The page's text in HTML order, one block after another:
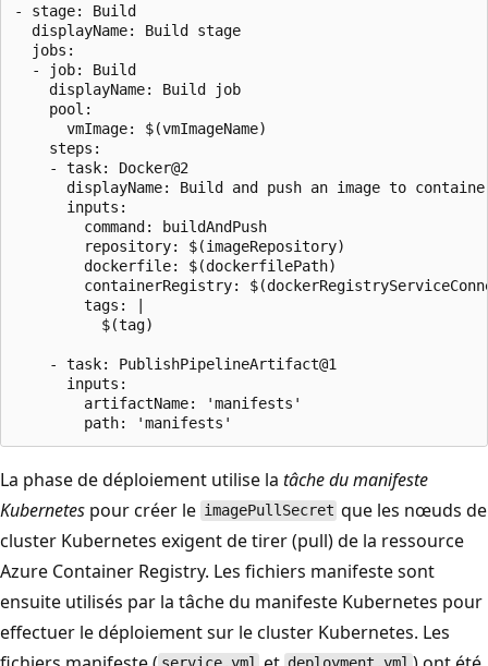
- stage: Build
  displayName: Build stage
  jobs:
  - job: Build
    displayName: Build job
    pool:
      vmImage: $(vmImageName)
    steps:
    - task: Docker@2
displayName: Build and push an image to
      inputs:
        command: buildAndPush
        repository: $(imageRepository)
        dockerfile: $(dockerfilePath)
containerRegistry:
        tags: |
          $(tag)
    - task: PublishPipelineArtifact@1
      inputs:
        artifactName: 'manifests'
La phase de déploiement utilise la tâche du manifeste
Kubernetes pour créer le imagePullSecret que les nœuds de
cluster Kubernetes exigent de tirer (pull) de la ressource
Azure Container Registry. Les fichiers manifeste sont
ensuite utilisés par la tâche du manifeste Kubernetes pour
effectuer le déploiement sur le cluster Kubernetes. Les